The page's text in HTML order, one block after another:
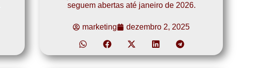
seguem abertas até janeiro de 2026.
marketing dezembro 2, 2025